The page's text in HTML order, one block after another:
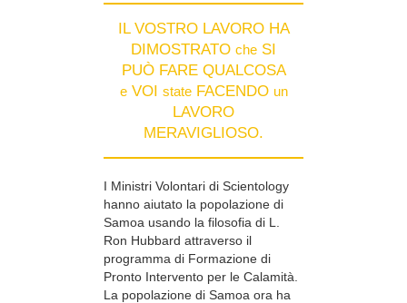
IL VOSTRO LAVORO HA
DIMOSTRATO che SI
PUÒ FARE QUALCOSA
eVOI stateFACENDO un
LAVORO
MERAVIGLIOSO.
I Ministri Volontari di Scientology
hanno aiutato la popolazione di
Samoa usando la filosofia di L.
Ron Hubbard attraverso il
programma di Formazione di
Pronto Intervento per le Calamità.
La popolazione di Samoa ora ha